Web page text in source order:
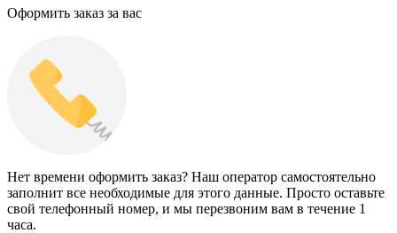
Оформить заказ за вас
Нет времени оформить заказ? Наш оператор самостоятельно
заполнит все необходимые для этого данные. Просто оставьте
свой телефонный номер, и мы перезвоним вам в течение 1
часа.